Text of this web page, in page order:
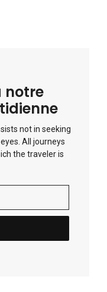
notre
not in seeking
All journeys
the traveler is